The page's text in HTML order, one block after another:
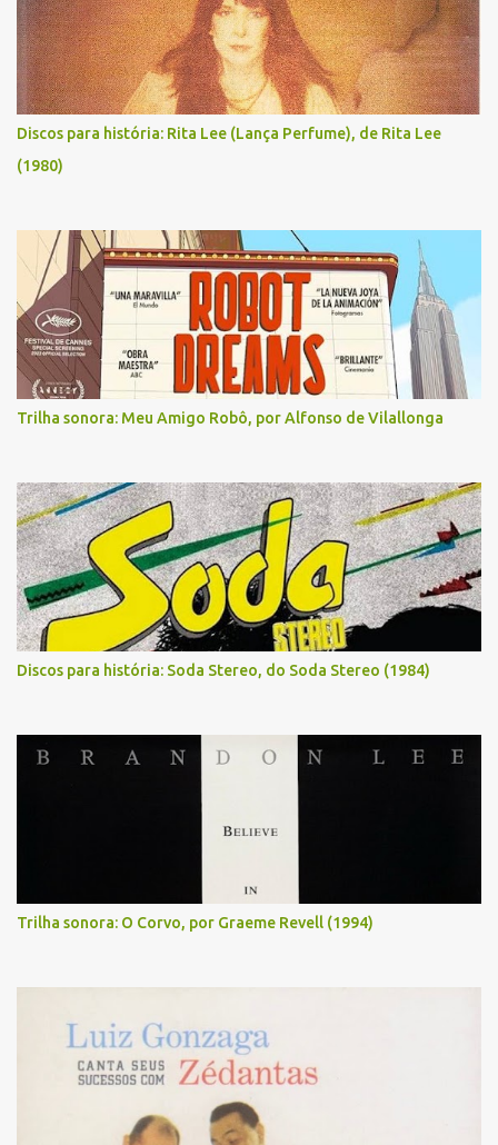
Discos para história: Rita Lee (Lança Perfume), de Rita Lee
(1980)
Trilha sonora: Meu Amigo Robô, por Alfonso de Vilallonga
Discos para história: Soda Stereo, do Soda Stereo (1984)
Trilha sonora: O Corvo, por Graeme Revell (1994)